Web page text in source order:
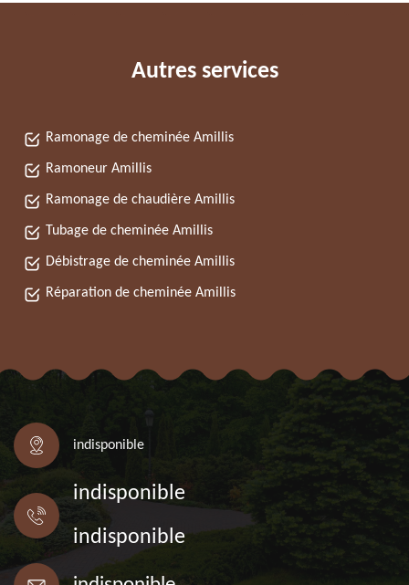
Autres services
Ramonage de cheminée Amillis
Ramoneur Amillis
Ramonage de chaudière Amillis
Tubage de cheminée Amillis
Débistrage de cheminée Amillis
Réparation de cheminée Amillis
indisponible
indisponible
indisponible